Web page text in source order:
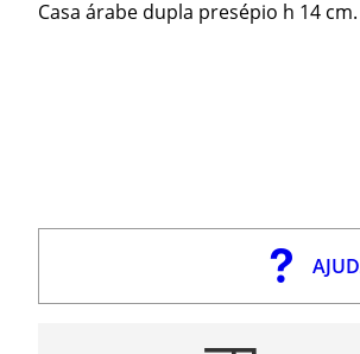
Casa árabe dupla presépio h 14